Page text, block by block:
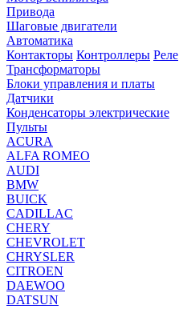
Привода
Шаговые двигатели
Автоматика
Контакторы Контроллеры Реле
Трансформаторы
Блоки управления и платы
Датчики
Конденсаторы электрические
Пульты
ACURA
ALFA ROMEO
AUDI
BMW
BUICK
CADILLAC
CHERY
CHEVROLET
CHRYSLER
CITROEN
DAEWOO
DATSUN